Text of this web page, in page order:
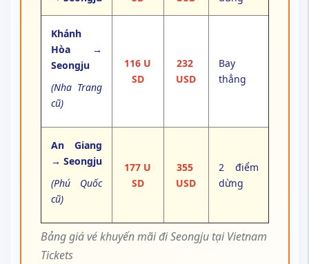
Bảng giá vé khuyến mãi đi Seongju tại Vietnam
Tickets
Khánh
Hòa →
Seongju
(Nha Trang
cũ)
116 U
SD
232
USD
Bay
thẳng
An Giang
→ Seongju
(Phú Quốc
cũ)
177 U
SD
355
USD
2 điểm
dừng